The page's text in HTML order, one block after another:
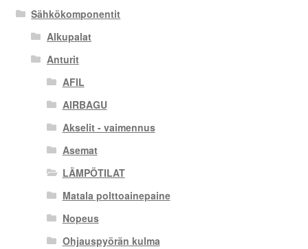
Sähkökomponentit
Alkupalat
Anturit
AFIL
AIRBAGU
Akselit - vaimennus
Asemat
LÄMPÖTILAT
Matala polttoainepaine
Nopeus
Ohjauspyörän kulma